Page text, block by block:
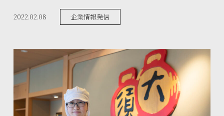
2022.02.08 企業情報発信